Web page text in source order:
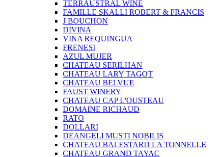
TERRAUSTRAL WINE
FAMILLE SKALLI ROBERT & FRANCIS
J BOUCHON
DIVINA
VINA REQUINGUA
FRENESI
AZUL MUJER
CHATEAU SERILHAN
CHATEAU LARY TAGOT
CHATEAU BELVUE
FAUST WINERY
CHATEAU CAP L'OUSTEAU
DOMAINE RICHAUD
RATO
DOLLARI
DEANGELI MUSTI NOBILIS
CHATEAU BALESTARD LA TONNELLE
CHATEAU GRAND TAYAC